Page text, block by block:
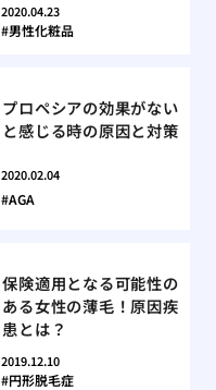
2020.04.23
男性化粧品
プロペシアの効果がない
と感じる時の原因と対策
2020.02.04
AGA
保険適用となる可能性の
ある女性の薄毛！原因疾
患とは？
2019.12.10
円形脱毛症